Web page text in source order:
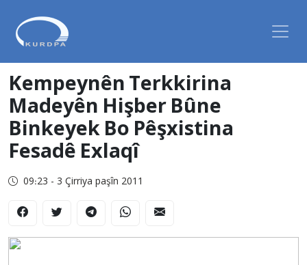
Kempeynên Terkkirina
Madeyên Hişber Bûne
Binkeyek Bo Pêşxistina
Fesadê Exlaqî
09:23 - 3 Çirriya paşîn 2011